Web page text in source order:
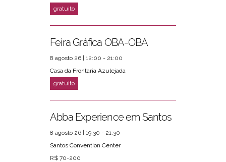
Feira Gráfica OBA-OBA
8 agosto 26 | 12:00 - 21:00
Casa da Frontaria Azulejada
Abba Experience em Santos
8 agosto 26 | 19:30 - 21:30
Santos Convention Center
R$ 70-200